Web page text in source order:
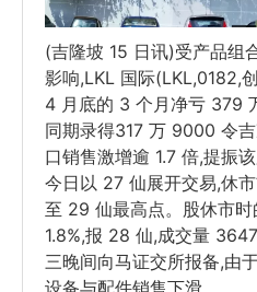
(吉隆坡 15 日讯)受产品组
影响,LKL 国际(LKL,0182,
4 月底的 3 个月净亏 379
同期录得317 万 9000 令
口销售激增逾 1.7 倍,提振
今日以 27 仙展开交易,休
至 29 仙最高点。股休市
1.8%,报 28 仙,成交量
三晚间向马证交所报备,由
设备与配件销售下滑